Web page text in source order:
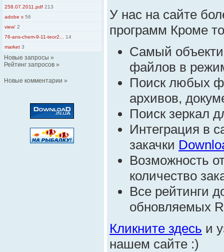
258.07.2011.pdf 213
adobe x 56
view' 2
76-ans-chem-9-11-teor2...
14
market 3
Новые запросы »
Рейтинг запросов »
Новые комментарии »
У нас на сайте
программ Кроме
Самый
файлов в
Поиск любых
архивов,
Поиск зеркал
Интеграция в
закачки
Возможность
количество
Все рейтинги
обновляемых
Кликните здесь и
нашем сайте :)